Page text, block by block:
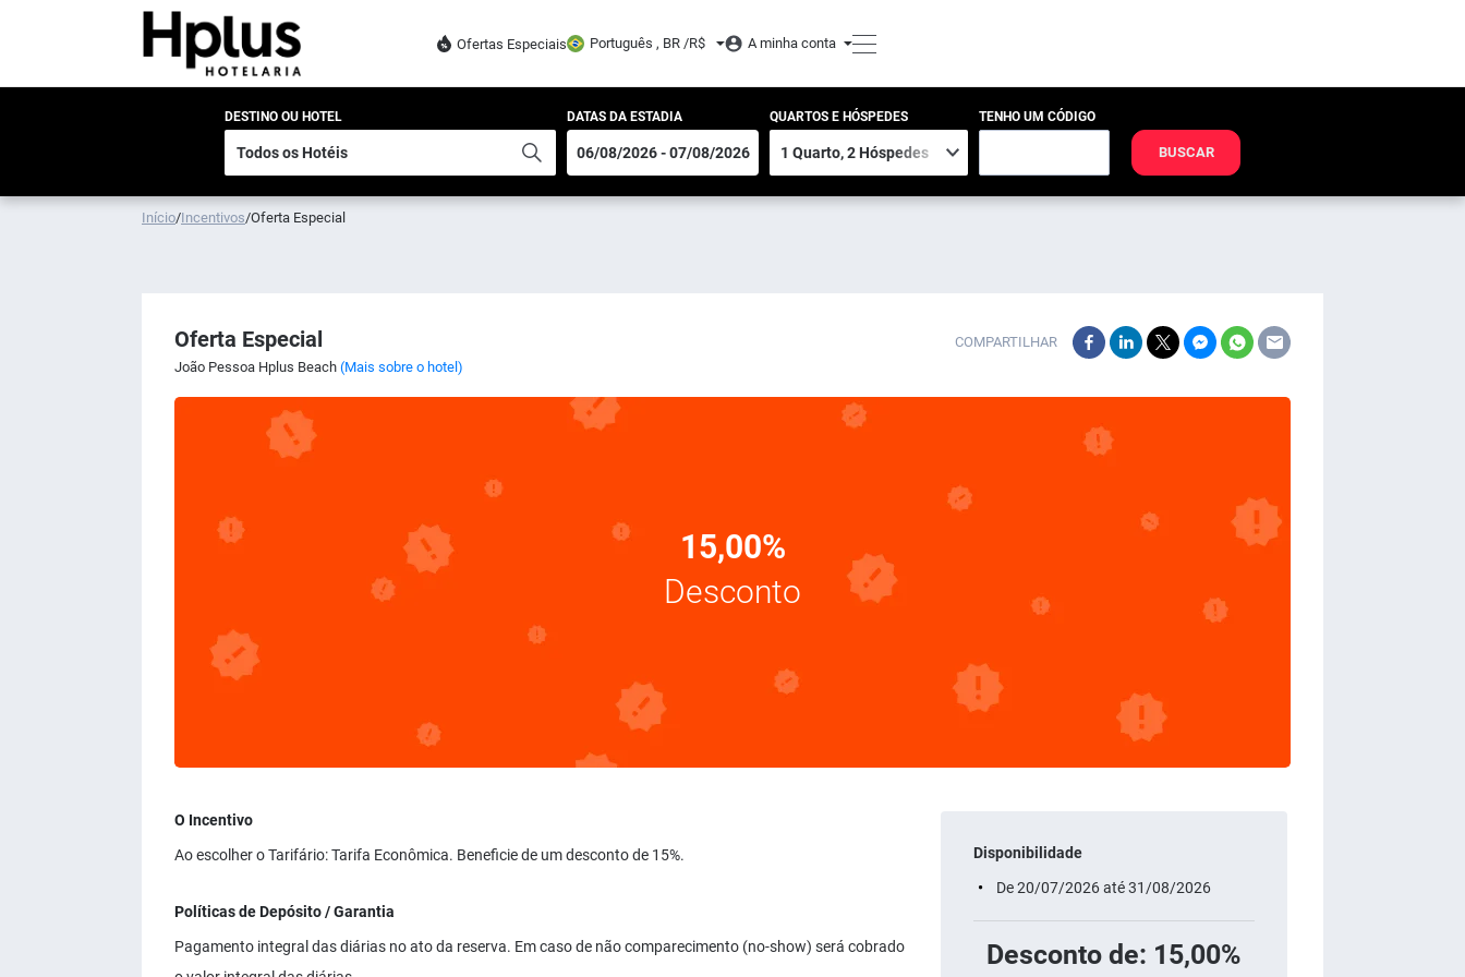
Ofertas Especiais Português , BR /R$ A minha conta
DESTINO OU HOTEL DATAS DA ESTADIA QUARTOS E HÓSPEDES TENHO UM CÓDIGO
BUSCAR
Início/Incentivos/Oferta Especial
Oferta Especial
João Pessoa Hplus Beach (Mais sobre o hotel)
COMPARTILHAR
15,00%
Desconto
O Incentivo
Ao escolher o Tarifário: Tarifa Econômica. Beneficie de um desconto de 15%.
Políticas de Depósito / Garantia
Pagamento integral das diárias no ato da reserva. Em caso de não comparecimento (no-show) será cobrado
Disponibilidade
De 20/07/2026 até 31/08/2026
Desconto de: 15,00%